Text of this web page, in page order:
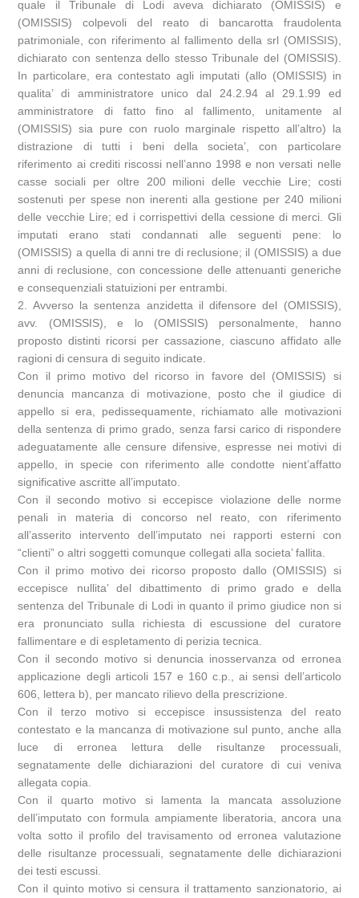
quale il Tribunale di Lodi aveva dichiarato (OMISSIS) e
(OMISSIS) colpevoli del reato di bancarotta fraudolenta
patrimoniale, con riferimento al fallimento della srl (OMISSIS),
dichiarato con sentenza dello stesso Tribunale del (OMISSIS).
In particolare, era contestato agli imputati (allo (OMISSIS) in
qualita’ di amministratore unico dal 24.2.94 al 29.1.99 ed
amministratore di fatto fino al fallimento, unitamente al
(OMISSIS) sia pure con ruolo marginale rispetto all’altro) la
distrazione di tutti i beni della societa’, con particolare
riferimento ai crediti riscossi nell’anno 1998 e non versati nelle
casse sociali per oltre 200 milioni delle vecchie Lire; costi
sostenuti per spese non inerenti alla gestione per 240 milioni
delle vecchie Lire; ed i corrispettivi della cessione di merci. Gli
imputati erano stati condannati alle seguenti pene: lo
(OMISSIS) a quella di anni tre di reclusione; il (OMISSIS) a due
anni di reclusione, con concessione delle attenuanti generiche
e consequenziali statuizioni per entrambi.
2. Avverso la sentenza anzidetta il difensore del (OMISSIS),
avv. (OMISSIS), e lo (OMISSIS) personalmente, hanno
proposto distinti ricorsi per cassazione, ciascuno affidato alle
ragioni di censura di seguito indicate.
Con il primo motivo del ricorso in favore del (OMISSIS) si
denuncia mancanza di motivazione, posto che il giudice di
appello si era, pedissequamente, richiamato alle motivazioni
della sentenza di primo grado, senza farsi carico di rispondere
adeguatamente alle censure difensive, espresse nei motivi di
appello, in specie con riferimento alle condotte nient’affatto
significative ascritte all’imputato.
Con il secondo motivo si eccepisce violazione delle norme
penali in materia di concorso nel reato, con riferimento
all’asserito intervento dell’imputato nei rapporti esterni con
“clienti” o altri soggetti comunque collegati alla societa’ fallita.
Con il primo motivo dei ricorso proposto dallo (OMISSIS) si
eccepisce nullita’ del dibattimento di primo grado e della
sentenza del Tribunale di Lodi in quanto il primo giudice non si
era pronunciato sulla richiesta di escussione del curatore
fallimentare e di espletamento di perizia tecnica.
Con il secondo motivo si denuncia inosservanza od erronea
applicazione degli articoli 157 e 160 c.p., ai sensi dell’articolo
606, lettera b), per mancato rilievo della prescrizione.
Con il terzo motivo si eccepisce insussistenza del reato
contestato e la mancanza di motivazione sul punto, anche alla
luce di erronea lettura delle risultanze processuali,
segnatamente delle dichiarazioni del curatore di cui veniva
allegata copia.
Con il quarto motivo si lamenta la mancata assoluzione
dell’imputato con formula ampiamente liberatoria, ancora una
volta sotto il profilo del travisamento od erronea valutazione
delle risultanze processuali, segnatamente delle dichiarazioni
dei testi escussi.
Con il quinto motivo si censura il trattamento sanzionatorio, ai